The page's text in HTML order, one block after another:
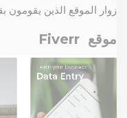
زوار الموقع الذين يقومون
موقع Fiverr